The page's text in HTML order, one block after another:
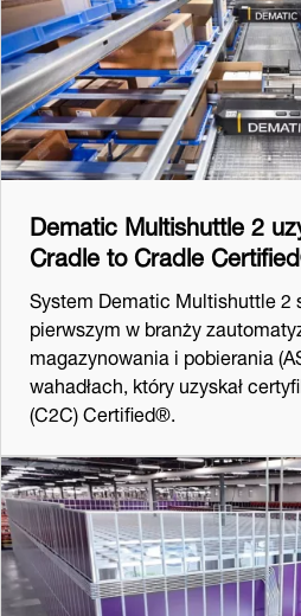
Dematic Multishuttle 2
Cradle to Cradle
System Dematic Multishuttle 2
pierwszym w branży
magazynowania i pobierania
wahadłach, który uzyskał
(C2C) Certified®.